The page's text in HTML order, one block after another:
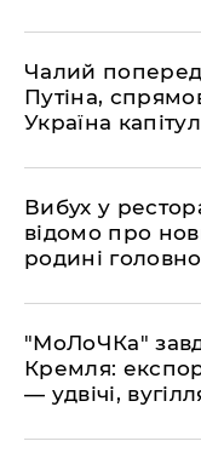
​Чалий
Путіна,
Україна
​Вибух у
відомо про
родині
​"МоЛоЧКа"
Кремля:
— удвічі,